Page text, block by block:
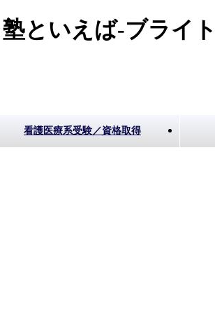
といえば-ブライ
看護医療系受験／資格取得